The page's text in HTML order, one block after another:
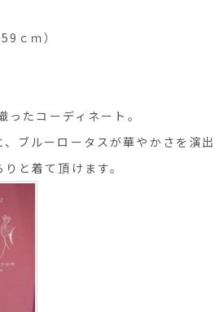
ｃｍ）
ったコーディネート。
ブルーロータスが華やかさを演出
と着て頂けます。